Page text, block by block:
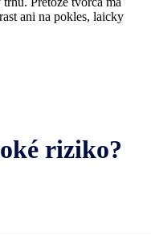
ani na pokles, laicky
riziko?